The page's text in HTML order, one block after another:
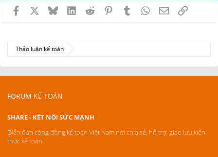
Facebook BlueskyLinkedInReddit PinterestTumblrWhatsApp
EmailLink
Thảo luận kế toán
FORUM KẾ TOÁN
SHARE - KẾT NỐI SỨC MẠNH
Diễn đàn cộng đồng kế toán Việt Nam nơi chia sẻ, hỗ trợ, giao lưu kiến
thức kế toán.